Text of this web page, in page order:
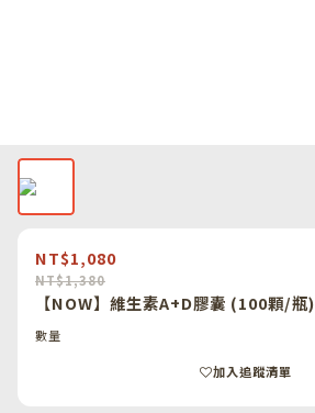
NT$1,080
NT$1,380
【NOW】維生素A+D膠囊 (100顆/瓶)
數量
加入追蹤清單